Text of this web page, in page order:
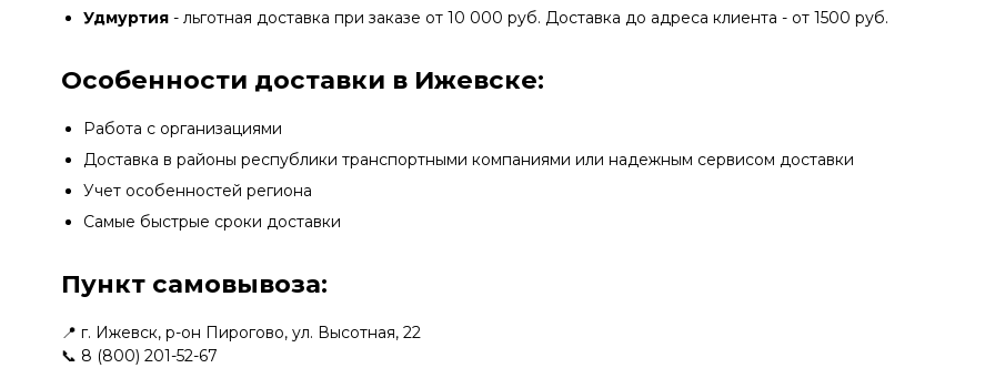
Удмуртия - льготная доставка при заказе от 10 000 руб. Доставка до адреса клиента - от 1500 руб.
Особенности доставки в Ижевске:
Работа с организациями
Доставка в районы республики транспортными компаниями или надежным сервисом доставки
Учет особенностей региона
Самые быстрые сроки доставки
Пункт самовывоза:
📍 г. Ижевск, р-он Пирогово, ул. Высотная, 22
📞 8 (800) 201-52-67